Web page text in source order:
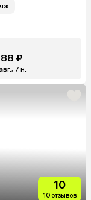
₽
7 н.
10
10 отзывов